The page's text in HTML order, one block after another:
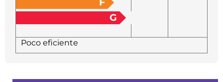
G
Poco eficiente